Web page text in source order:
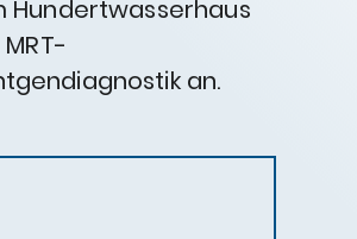
Hundertwasserhaus
an.